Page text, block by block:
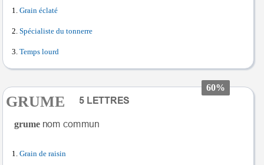
Grain éclaté
Spécialiste du tonnerre
Temps lourd
60%
GRUME
grume
Grain de raisin